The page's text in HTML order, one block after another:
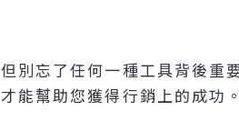
但別忘了任何一種工具背後重
才能幫助您獲得行銷上的成功。